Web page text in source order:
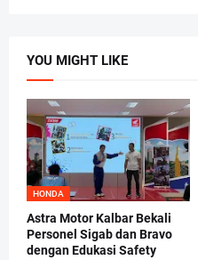
YOU MIGHT LIKE
HONDA
Astra Motor Kalbar Bekali
Personel Sigab dan Bravo
dengan Edukasi Safety